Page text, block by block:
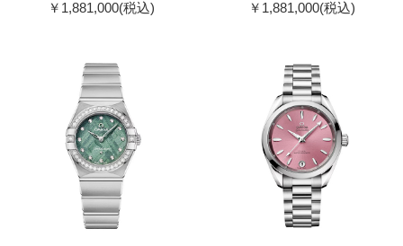
￥1,881,000(税込) ￥1,881,000(税込)